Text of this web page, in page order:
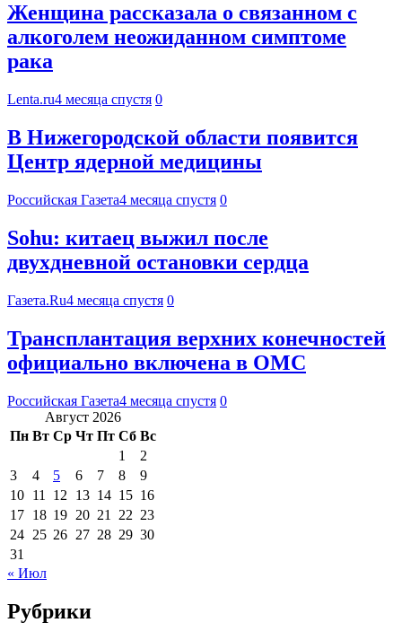
Женщина рассказала о связанном с
алкоголем неожиданном симптоме
рака
Lenta.ru4 месяца спустя 0
В Нижегородской области появится
Центр ядерной медицины
Российская Газета4 месяца спустя 0
Sohu: китаец выжил после
двухдневной остановки сердца
Газета.Ru4 месяца спустя 0
Трансплантация верхних конечностей
официально включена в ОМС
Российская Газета4 месяца спустя 0
Август 2026
Пн Вт Ср Чт Пт Сб Вс
1
2
3
4 5 6 7 8
9
10 11 12 13 14 15 16
17 18 19 20 21 22 23
24 25 26 27 28 29 30
31
« Июл
Рубрики